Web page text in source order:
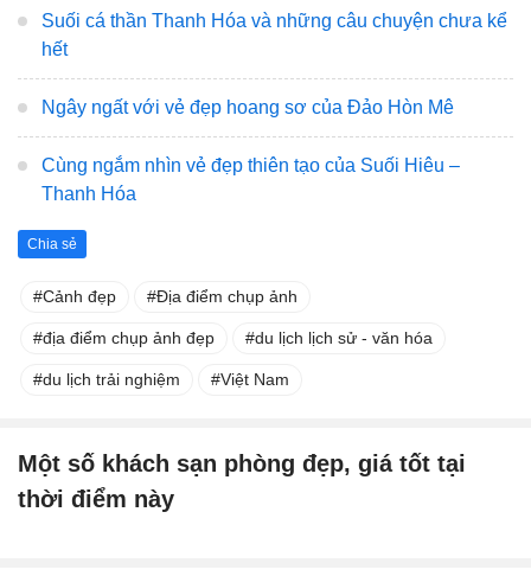
Suối cá thần Thanh Hóa và những câu chuyện chưa kể
hết
Ngây ngất với vẻ đẹp hoang sơ của Đảo Hòn Mê
Cùng ngắm nhìn vẻ đẹp thiên tạo của Suối Hiêu –
Thanh Hóa
Chia sẻ
Cảnh đẹp Địa điểm chụp ảnh
địa điểm chụp ảnh đẹp du lịch lịch sử - văn hóa
du lịch trải nghiệm Việt Nam
Một số khách sạn phòng đẹp, giá tốt tại
thời điểm này